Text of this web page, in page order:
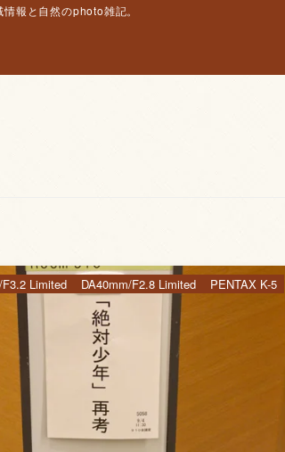
報と自然のphoto雑記。
Limited DA40mm/F2.8 Limited PENTAX K-5